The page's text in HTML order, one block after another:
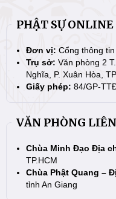
PHẬT SỰ ONLINE
Đơn vị: Cổng thông
Trụ sở: Văn phòng 2
Nghĩa, P. Xuân Hòa,
Giấy phép: 84/GP-
VĂN PHÒNG
Chùa Minh Đạo Địa
TP.HCM
Chùa Phật Quang –
tỉnh An Giang